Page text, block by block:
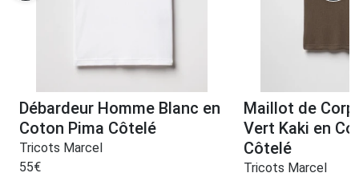
Débardeur Homme Blanc en
Coton Pima Côtelé
Tricots Marcel
55€
Maillot de
Vert Kaki en
Côtelé
Tricots Marcel